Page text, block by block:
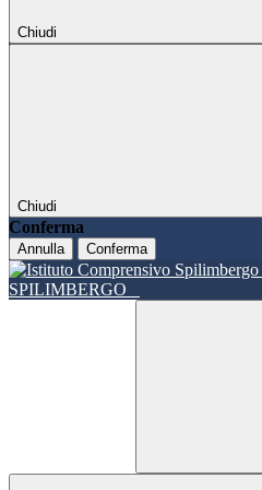
Chiudi
Chiudi
Conferma
Annulla Conferma
SPILIMBERGO